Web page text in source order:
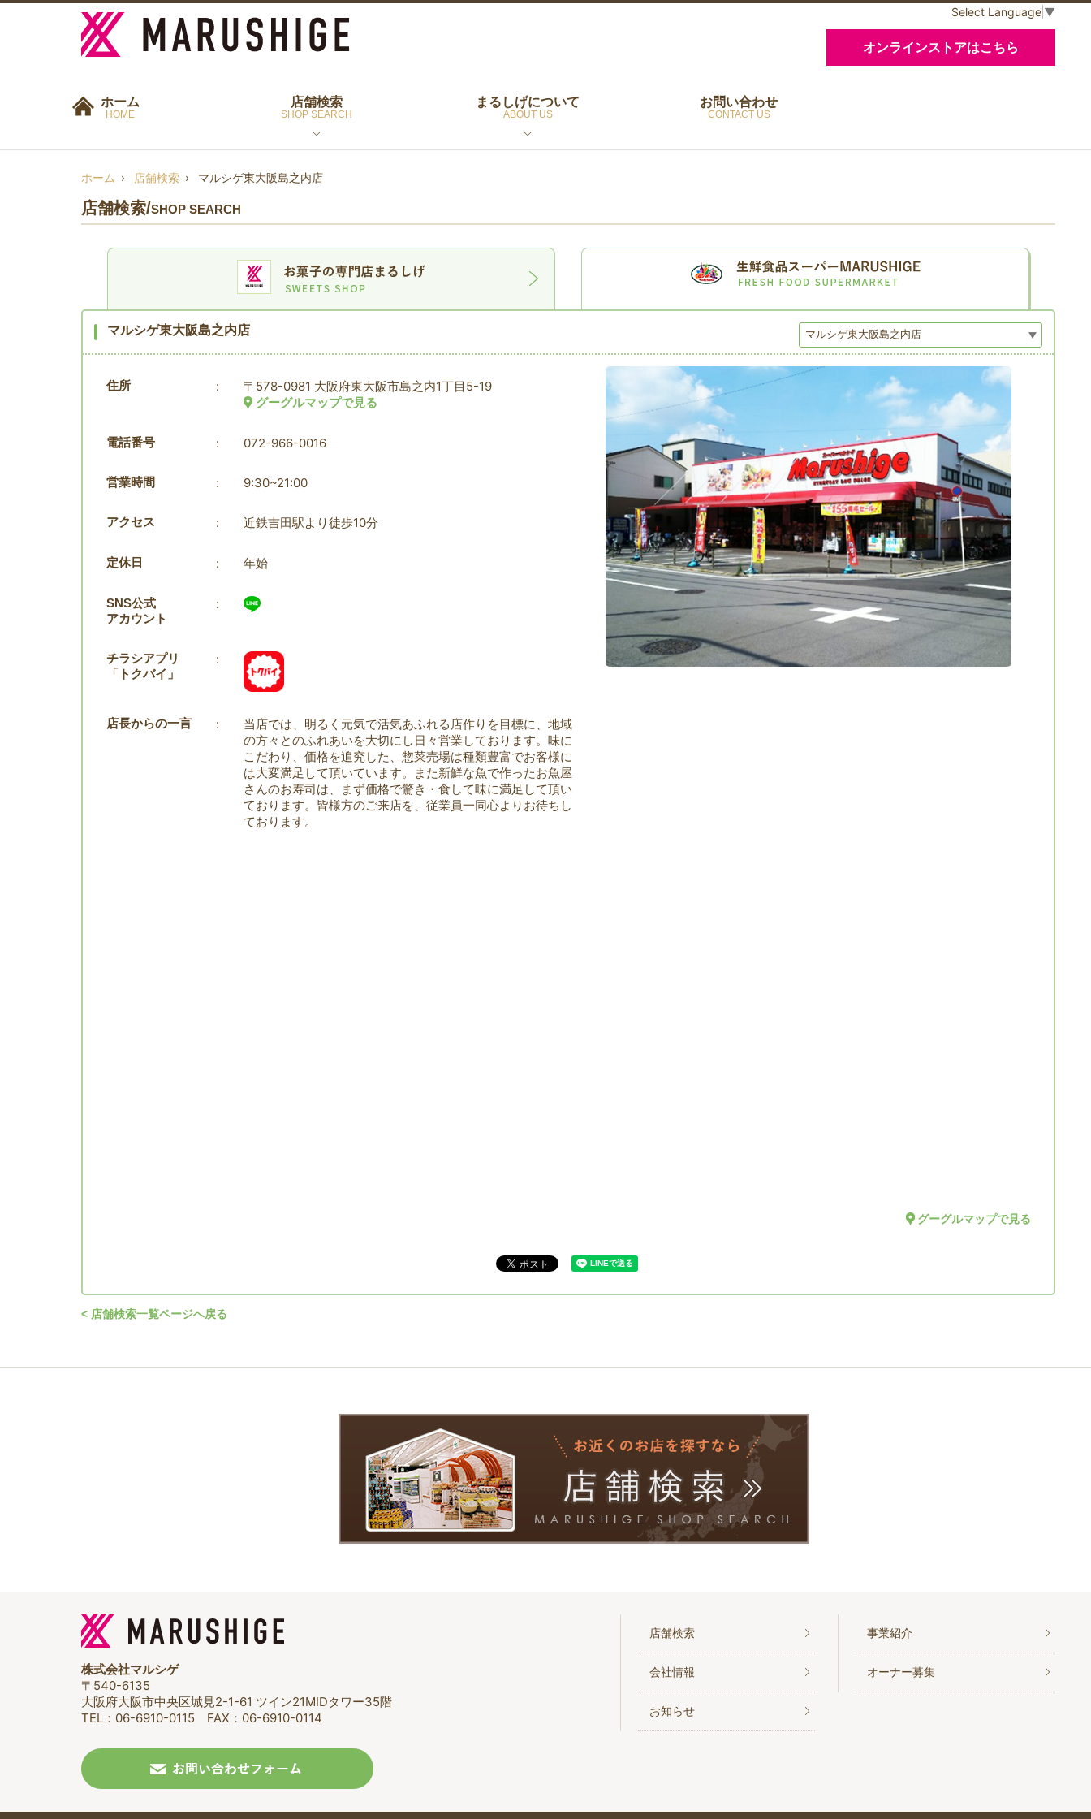
Select Language ▼
オンラインストアはこちら
ホーム
HOME
店舗検索
SHOP SEARCH
まるしげについて
ABOUT US
お問い合わせ
CONTACT US
ホーム 店舗検索 マルシゲ東大阪島之内店
店舗検索/SHOP SEARCH
マルシゲ東大阪島之内店
住所 : 〒578-0981 大阪府東大阪市島之内1丁目5-19
グーグルマップで見る
電話番号 : 072-966-0016
営業時間 : 9:30~21:00
アクセス : 近鉄吉田駅より徒歩10分
定休日 : 年始
SNS公式
アカウント
:
チラシアプリ
「トクバイ」
:
店長からの一言 :
当店では、明るく元気で活気あふれる店作りを目標に、地域
の方々とのふれあいを大切にし日々営業しております。味に
こだわり、価格を追究した、惣菜売場は種類豊富でお客様に
は大変満足して頂いています。また新鮮な魚で作ったお魚屋
さんのお寿司は、まず価格で驚き・食して味に満足して頂い
ております。皆様方のご来店を、従業員一同心よりお待ちし
ております。
グーグルマップで見る
< 店舗検索一覧ページへ戻る
株式会社マルシゲ
〒540-6135
大阪府大阪市中央区城見2-1-61 ツイン21MIDタワー35階
TEL：06-6910-0115 FAX：06-6910-0114
店舗検索
会社情報
お知らせ
事業紹介
オーナー募集